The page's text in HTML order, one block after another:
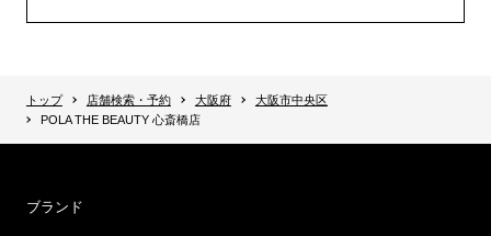
トップ 店舗検索・予約 大阪府
大阪市中央区
POLA THE BEAUTY 心斎橋店
ブランド